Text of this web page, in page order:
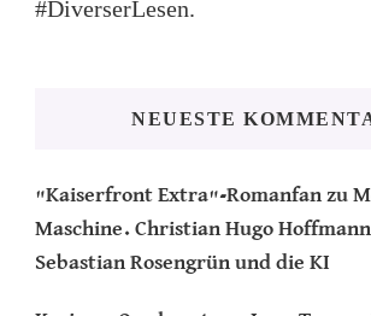
#DiverserLesen.
NEUESTE
"Kaiserfront Extra"-Romanfan zu
Maschine. Christian Hugo
Sebastian Rosengrün und die KI